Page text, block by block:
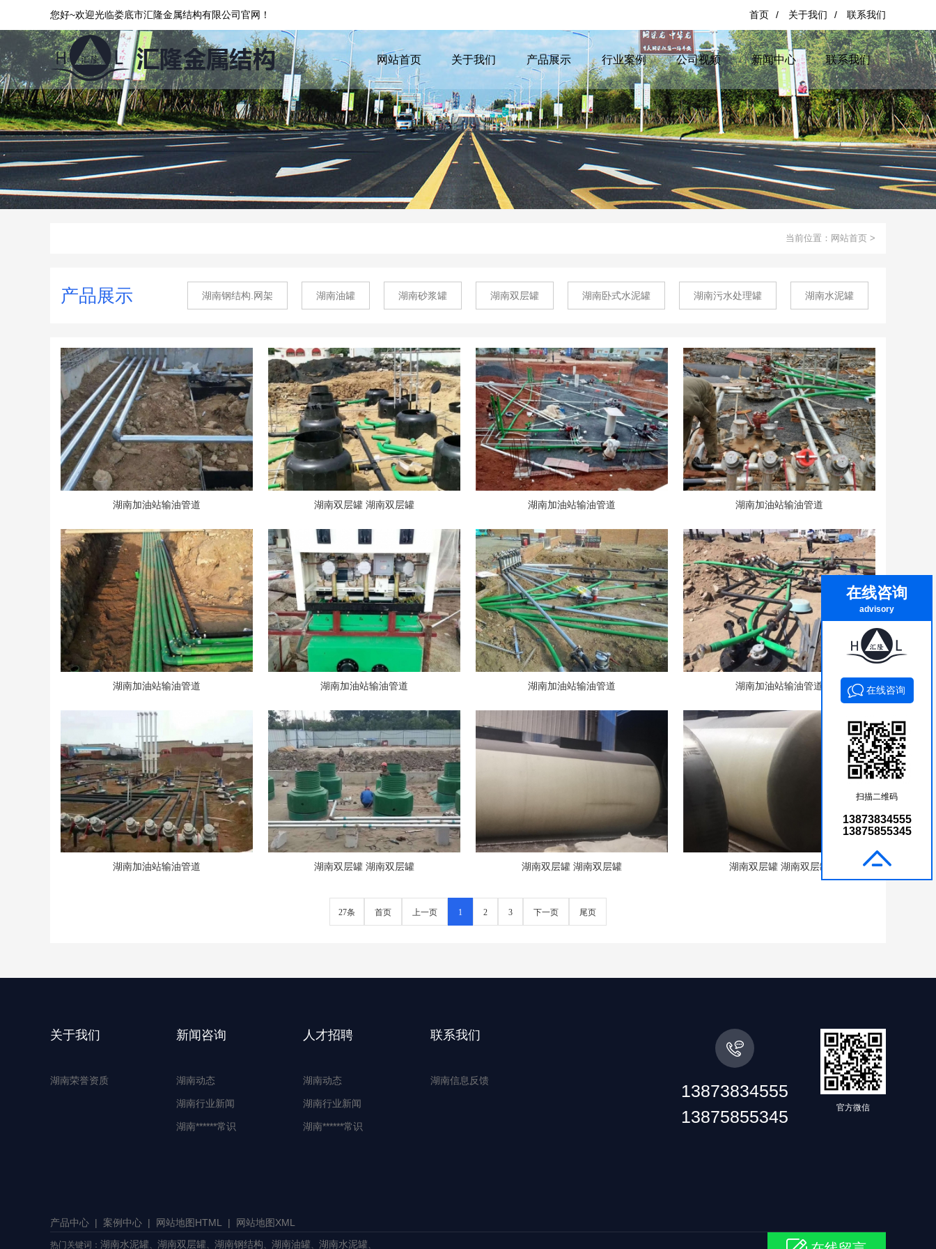
首页 / 关于我们 / 联系我们
您好~欢迎光临娄底市汇隆金属结构有限公司官网！
网站首页 关于我们 产品展示 行业案例 公司视频 新闻中心 联系我们
当前位置： 网站首页 >
产品展示 湖南钢结构.网架 湖南油罐 湖南砂浆罐 湖南双层罐 湖南卧式水泥罐 湖南污水处理罐 湖南水泥罐
湖南加油站输油管道 湖南双层罐 湖南双层罐 湖南加油站输油管道 湖南加油站输油管道
湖南加油站输油管道 湖南加油站输油管道 湖南加油站输油管道 湖南加油站输油管道
湖南加油站输油管道 湖南双层罐 湖南双层罐 湖南双层罐 湖南双层罐 湖南双层罐 湖南双层罐
27条 首页 上一页 1 2 3 下一页 尾页
13873834555
13875855345
官方微信
关于我们
湖南荣誉资质
新闻咨询
湖南动态
湖南行业新闻
湖南******常识
人才招聘
湖南动态
湖南行业新闻
湖南******常识
联系我们
湖南信息反馈
产品中心 | 案例中心 | 网站地图HTML | 网站地图XML
热门关键词： 湖南水泥罐、 湖南双层罐、 湖南钢结构、 湖南油罐、 湖南水泥罐、
在线咨询
advisory
在线咨询
扫描二维码
13873834555
13875855345